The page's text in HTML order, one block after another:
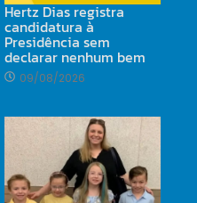
Hertz Dias registra
candidatura à
Presidência sem
declarar nenhum bem
09/08/2026